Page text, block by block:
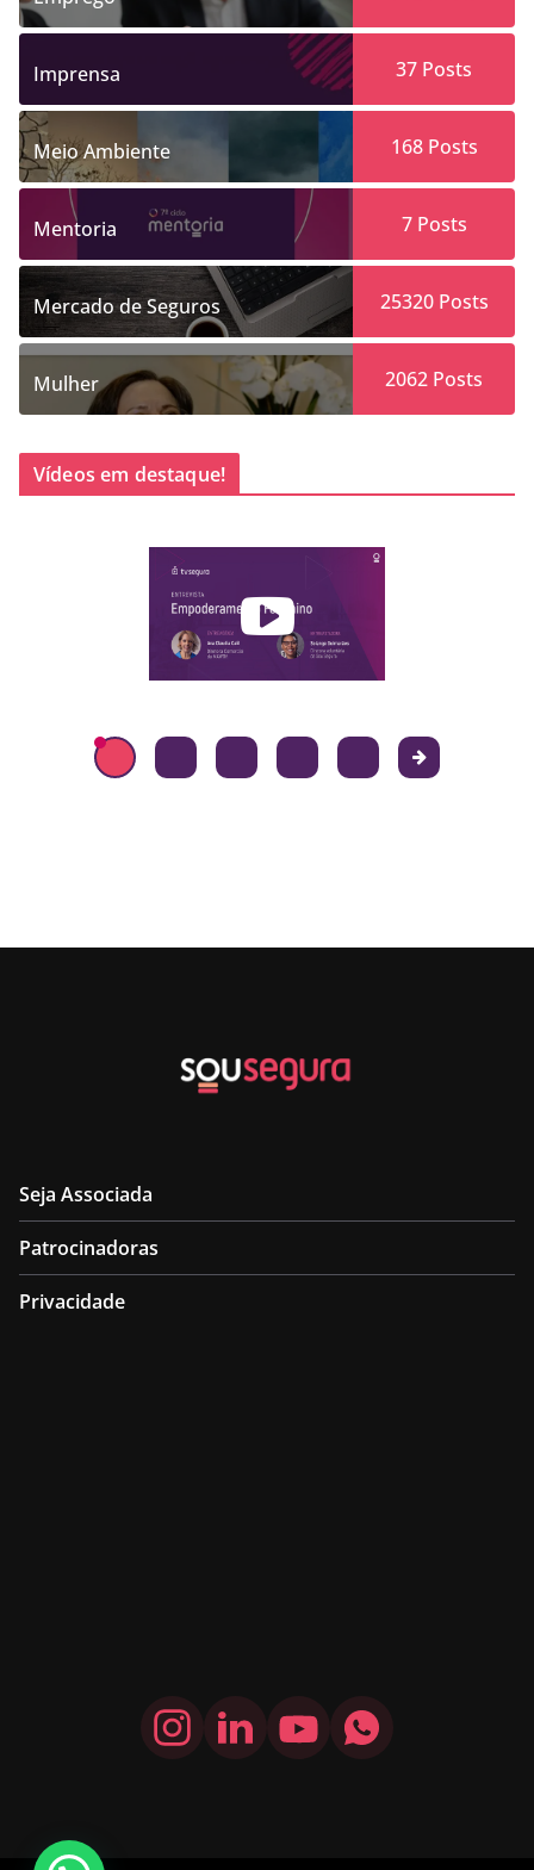
Imprensa 37 Posts
Meio Ambiente 168Posts
Mentoria 7Posts
Mercado de Seguros 25320Posts
Mulher 2062 Posts
Vídeos em destaque!
Seja Associada
Patrocinadoras
Privacidade